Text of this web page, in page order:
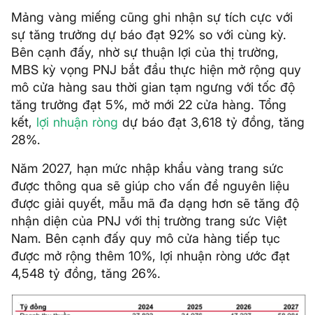
Mảng vàng miếng cũng ghi nhận sự tích cực với
sự tăng trưởng dự báo đạt 92% so với cùng kỳ.
Bên cạnh đấy, nhờ sự thuận lợi của thị trường,
MBS kỳ vọng PNJ bắt đầu thực hiện mở rộng quy
mô cửa hàng sau thời gian tạm ngưng với tốc độ
tăng trưởng đạt 5%, mở mới 22 cửa hàng. Tổng
kết, lợi nhuận ròng dự báo đạt 3,618 tỷ đồng, tăng
28%.
Năm 2027, hạn mức nhập khẩu vàng trang sức
được thông qua sẽ giúp cho vấn đề nguyên liệu
được giải quyết, mẫu mã đa dạng hơn sẽ tăng độ
nhận diện của PNJ với thị trường trang sức Việt
Nam. Bên cạnh đấy quy mô cửa hàng tiếp tục
được mở rộng thêm 10%, lợi nhuận ròng ước đạt
4,548 tỷ đồng, tăng 26%.